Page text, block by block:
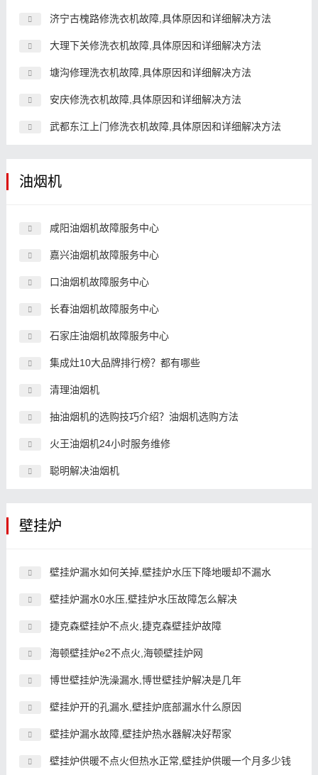
济宁古槐路修洗衣机故障,具体原因和详细解决方法
大理下关修洗衣机故障,具体原因和详细解决方法
塘沟修理洗衣机故障,具体原因和详细解决方法
安庆修洗衣机故障,具体原因和详细解决方法
武都东江上门修洗衣机故障,具体原因和详细解决方法
油烟机
咸阳油烟机故障服务中心
嘉兴油烟机故障服务中心
口油烟机故障服务中心
长春油烟机故障服务中心
石家庄油烟机故障服务中心
集成灶10大品牌排行榜？都有哪些
清理油烟机
抽油烟机的选购技巧介绍？油烟机选购方法
火王油烟机24小时服务维修
聪明解决油烟机
壁挂炉
壁挂炉漏水如何关掉,壁挂炉水压下降地暖却不漏水
壁挂炉漏水0水压,壁挂炉水压故障怎么解决
捷克森壁挂炉不点火,捷克森壁挂炉故障
海顿壁挂炉e2不点火,海顿壁挂炉网
博世壁挂炉洗澡漏水,博世壁挂炉解决是几年
壁挂炉开的孔漏水,壁挂炉底部漏水什么原因
壁挂炉漏水故障,壁挂炉热水器解决好帮家
壁挂炉供暖不点火但热水正常,壁挂炉供暖一个月多少钱